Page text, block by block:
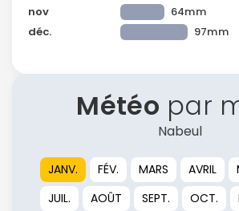
nov
64mm
déc.
97mm
Météo par
Nabeul
JANV. FÉV. MARS AVRIL
JUIL.
AOÛT SEPT. OCT.